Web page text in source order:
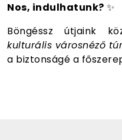
Nos, indulhatunk? ✨
Böngéssz útjaink
kulturális városnéző
a biztonságé a